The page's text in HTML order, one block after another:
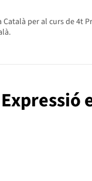
per al curs de